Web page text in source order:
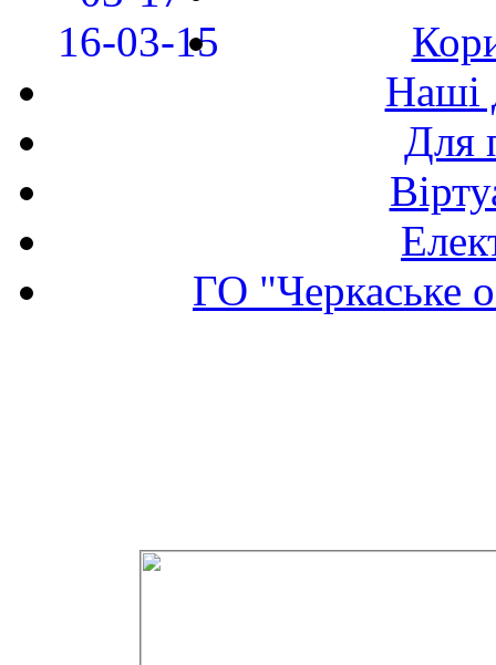
Наші
Для
ГО "Черкаське